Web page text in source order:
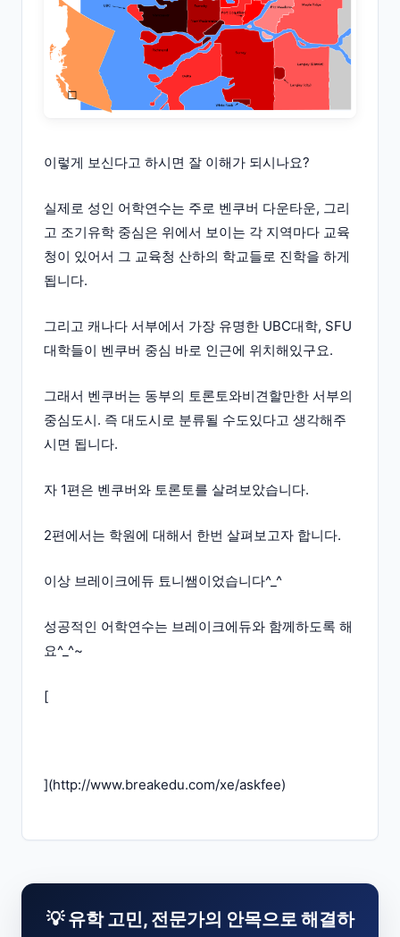
이렇게 보신다고 하시면 잘 이해가 되시나요?
실제로 성인 어학연수는 주로 벤쿠버 다운타운, 그리
고 조기유학 중심은 위에서 보이는 각 지역마다 교육
청이 있어서 그 교육청 산하의 학교들로 진학을 하게
됩니다.
그리고 캐나다 서부에서 가장 유명한 UBC대학, SFU
대학들이 벤쿠버 중심 바로 인근에 위치해있구요.
그래서 벤쿠버는 동부의 토론토와비견할만한 서부의
중심도시. 즉 대도시로 분류될 수도있다고 생각해주
시면 됩니다.
자 1편은 벤쿠버와 토론토를 살려보았습니다.
2편에서는 학원에 대해서 한번 살펴보고자 합니다.
이상 브레이크에듀 툐니쌤이었습니다^_^
성공적인 어학연수는 브레이크에듀와 함께하도록 해
요^_^~
[
](http://www.breakedu.com/xe/askfee)
💡 유학 고민, 전문가의 안목으로 해결하